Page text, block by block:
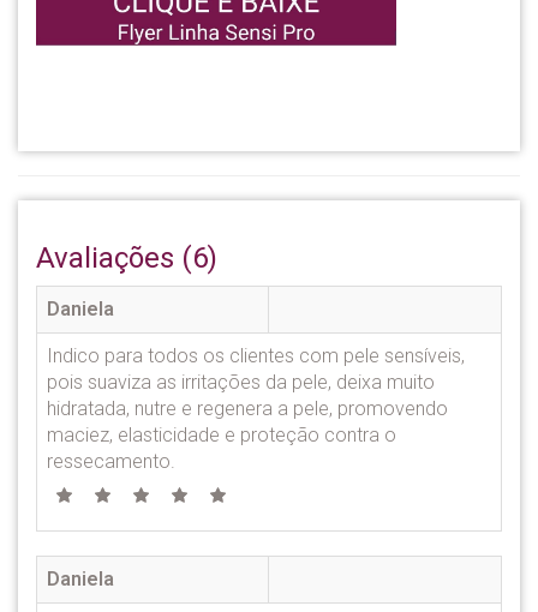
Avaliações (6)
Daniela
Indico para todos os clientes com pele sensíveis,
pois suaviza as irritações da pele, deixa muito
hidratada, nutre e regenera a pele, promovendo
maciez, elasticidade e proteção contra o
ressecamento.
Daniela